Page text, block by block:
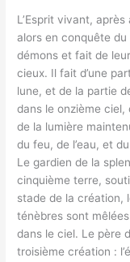
L’Esprit vivant,
alors en conquête
démons et fait de
cieux. Il fait d’une
lune, et de la partie
dans le onzième
de la lumière
du feu, de l’eau, et
Le gardien de la
cinquième terre,
stade de la création,
ténèbres sont
dans le ciel. Le père
troisième création :